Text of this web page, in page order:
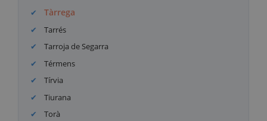
Tàrrega
Tarrés
Tarroja de Segarra
Térmens
Tírvia
Tiurana
Torà